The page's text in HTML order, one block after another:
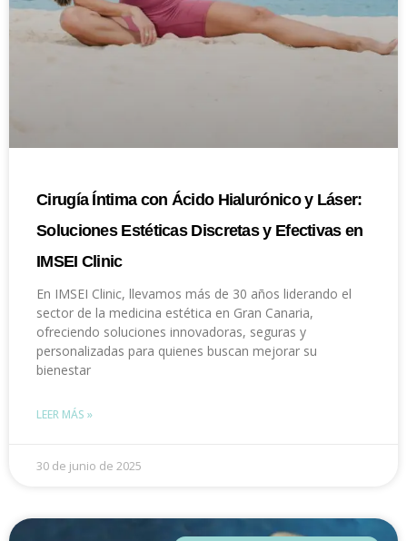
Cirugía Íntima con Ácido Hialurónico y Láser:
Soluciones Estéticas Discretas y Efectivas en
IMSEI Clinic
En IMSEI Clinic, llevamos más de 30 años liderando el
sector de la medicina estética en Gran Canaria,
ofreciendo soluciones innovadoras, seguras y
personalizadas para quienes buscan mejorar su
bienestar
LEER MÁS »
30 de junio de 2025